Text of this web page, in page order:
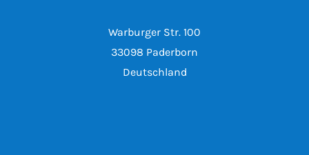
Warburger Str. 100
33098 Paderborn
Deutschland